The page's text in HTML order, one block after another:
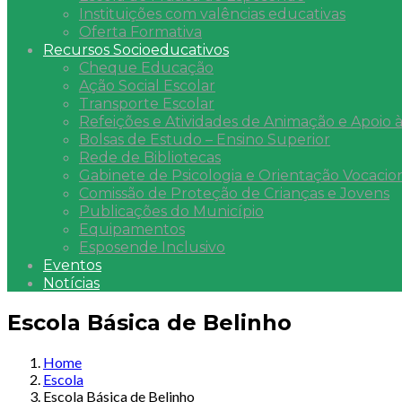
Instituições com valências educativas
Oferta Formativa
Recursos Socioeducativos
Cheque Educação
Ação Social Escolar
Transporte Escolar
Refeições e Atividades de Animação e Apoio
Bolsas de Estudo – Ensino Superior
Rede de Bibliotecas
Gabinete de Psicologia e Orientação
Comissão de Proteção de Crianças e Jovens
Publicações do Município
Equipamentos
Esposende Inclusivo
Eventos
Notícias
Escola Básica de Belinho
Home
Escola
Escola Básica de Belinho